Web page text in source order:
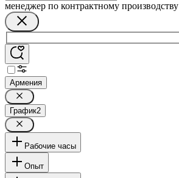
менеджер по контрактному производству
Армения
График2
Рабочие часы
Опыт